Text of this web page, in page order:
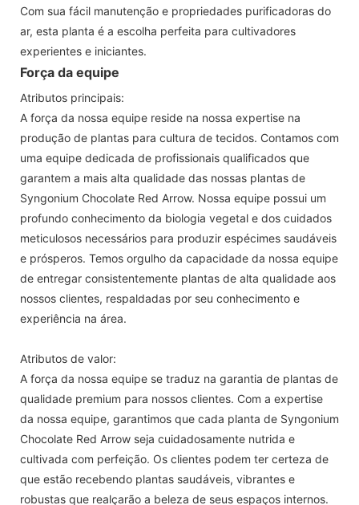
Com sua fácil manutenção e propriedades purificadoras do
ar, esta planta é a escolha perfeita para cultivadores
experientes e iniciantes.
Força da equipe
Atributos principais:
A força da nossa equipe reside na nossa expertise na
produção de plantas para cultura de tecidos. Contamos com
uma equipe dedicada de profissionais qualificados que
garantem a mais alta qualidade das nossas plantas de
Syngonium Chocolate Red Arrow. Nossa equipe possui um
profundo conhecimento da biologia vegetal e dos cuidados
meticulosos necessários para produzir espécimes saudáveis
​​e prósperos. Temos orgulho da capacidade da nossa equipe
de entregar consistentemente plantas de alta qualidade aos
nossos clientes, respaldadas por seu conhecimento e
experiência na área.
Atributos de valor:
A força da nossa equipe se traduz na garantia de plantas de
qualidade premium para nossos clientes. Com a expertise
da nossa equipe, garantimos que cada planta de Syngonium
Chocolate Red Arrow seja cuidadosamente nutrida e
cultivada com perfeição. Os clientes podem ter certeza de
que estão recebendo plantas saudáveis, vibrantes e
robustas que realçarão a beleza de seus espaços internos.